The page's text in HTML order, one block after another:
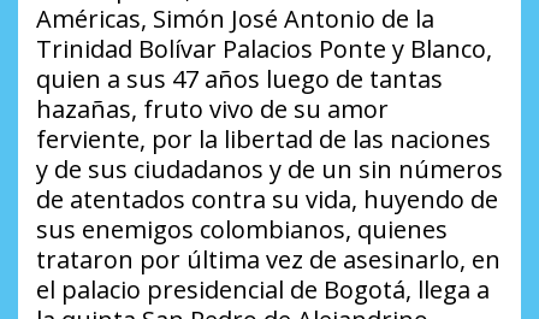
Américas, Simón José Antonio de la
Trinidad Bolívar Palacios Ponte y Blanco,
quien a sus 47 años luego de tantas
hazañas, fruto vivo de su amor
ferviente, por la libertad de las naciones
y de sus ciudadanos y de un sin números
de atentados contra su vida, huyendo de
sus enemigos colombianos, quienes
trataron por última vez de asesinarlo, en
el palacio presidencial de Bogotá, llega a